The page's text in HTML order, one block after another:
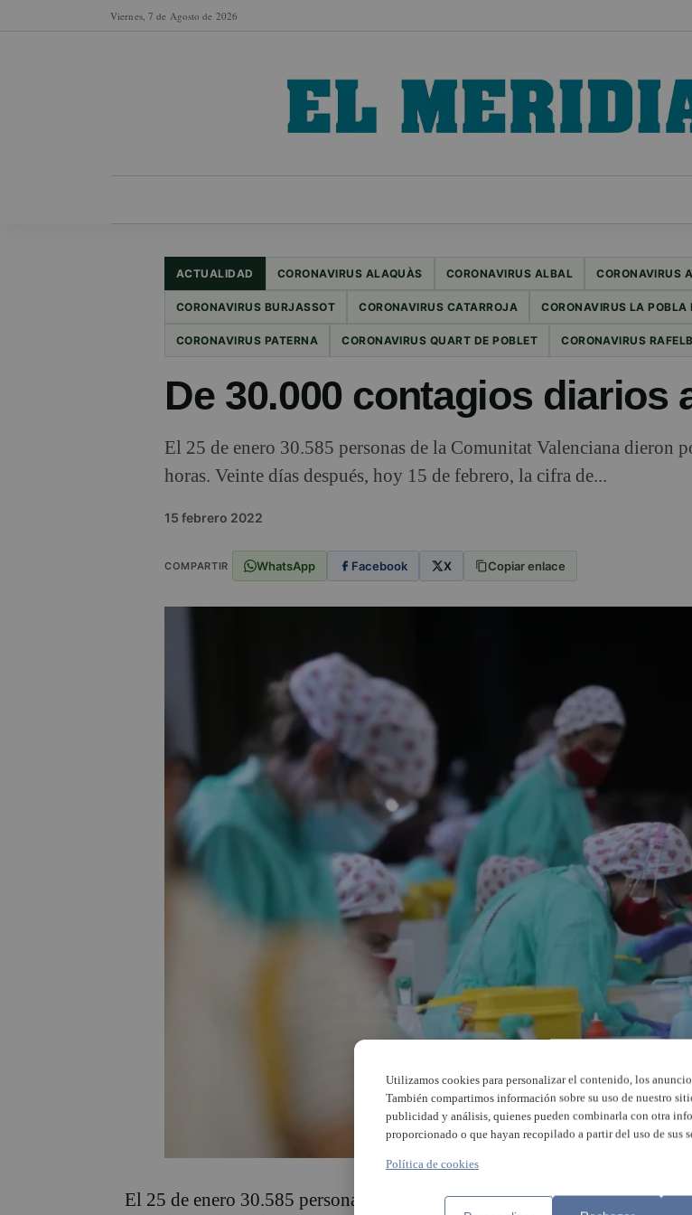
Viernes, 7 de Agosto de 2026
ACTUALIDAD CORONAVIRUS ALAQUÀS CORONAVIRUS ALBAL CORONAVIRUS
CORONAVIRUS BURJASSOT CORONAVIRUS CATARROJA CORONAVIRUS LA POBLA
CORONAVIRUS PATERNA CORONAVIRUS QUART DE POBLET CORONAVIRUS
De 30.000 contagios diarios
El 25 de enero 30.585 personas de la Comunitat Valenciana dieron
horas. Veinte días después, hoy 15 de febrero, la cifra de...
15 febrero 2022
COMPARTIR WhatsApp Facebook X Copiar enlace
El 25 de enero 30.585 personas de la Comunitat Valenciana dieron
Utilizamos cookies para personalizar el contenido, los
También compartimos información sobre su uso de nuestro
publicidad y análisis, quienes pueden combinarla con otra
proporcionado o que hayan recopilado a partir del uso de sus
Política de cookies